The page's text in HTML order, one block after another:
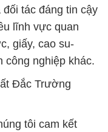
tác đáng tin cậy
lĩnh vực quan
giấy, cao su-
công nghiệp khác.
Đắc Trường
tôi cam kết